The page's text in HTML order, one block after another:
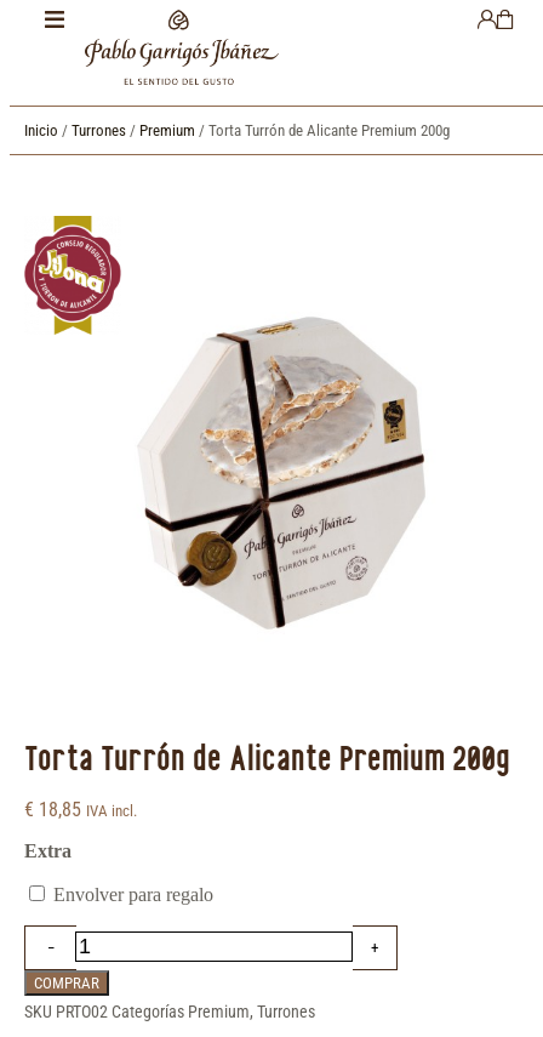
Inicio / Turrones / Premium / Torta Turrón de Alicante Premium 200g
Torta Turrón de Alicante Premium 200g
€ 18,85 IVA incl.
Extra
Envolver para regalo
COMPRAR
SKU PRTO02 Categorías Premium, Turrones